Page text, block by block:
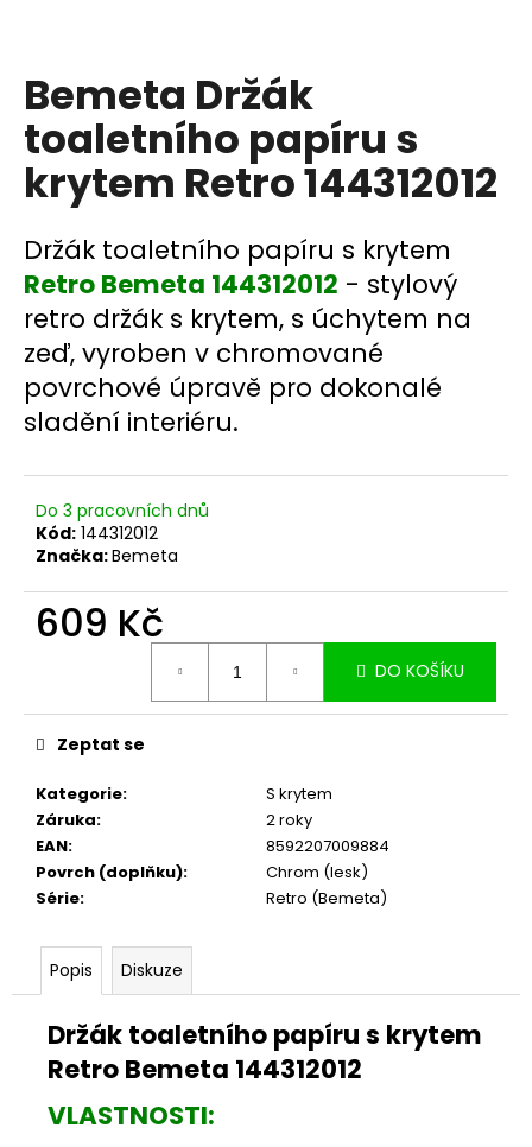
Bemeta Držák
toaletního papíru s
krytem Retro 144312012
Držák toaletního papíru s krytem
Retro Bemeta 144312012 - stylový
retro držák s krytem, s úchytem na
zeď, vyroben v chromované
povrchové úpravě pro dokonalé
sladění interiéru.
Do 3 pracovních dnů
Kód: 144312012
Značka:Bemeta
609 Kč
DO KOŠÍKU
Kategorie:
S krytem
Záruka:
2 roky
EAN:
8592207009884
Povrch (doplňku):
Chrom (lesk)
Série: Retro (Bemeta)
Zeptat se
Popis Diskuze
Držák toaletního papíru s krytem
Retro Bemeta 144312012
VLASTNOSTI:
í
t
?
HLEDAT
D
o
p
r
u
č
u
j
m